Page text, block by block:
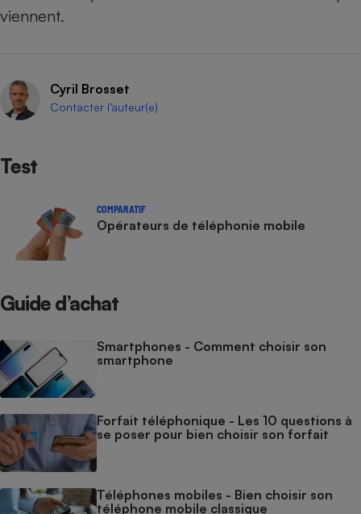
viennent.
Cyril Brosset
Contacter l’auteur(e)
Test
COMPARATIF
Opérateurs de téléphonie mobile
Guide d’achat
Smartphones - Comment choisir son
smartphone
Forfait téléphonique - Les 10 questions à
se poser pour bien choisir son forfait
Téléphones mobiles - Bien choisir son
téléphone mobile classique